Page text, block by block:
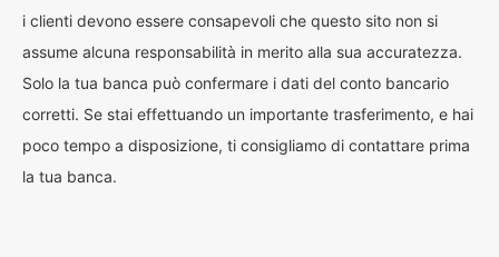
i clienti devono essere consapevoli che questo sito non si
assume alcuna responsabilità in merito alla sua accuratezza.
Solo la tua banca può confermare i dati del conto bancario
corretti. Se stai effettuando un importante trasferimento, e hai
poco tempo a disposizione, ti consigliamo di contattare prima
la tua banca.